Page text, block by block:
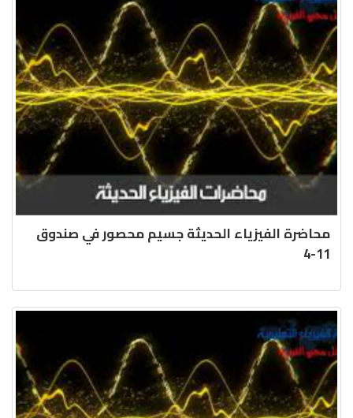
محاضرة الفيزياء الحديثة جسيم محصور في صندوق
11-4